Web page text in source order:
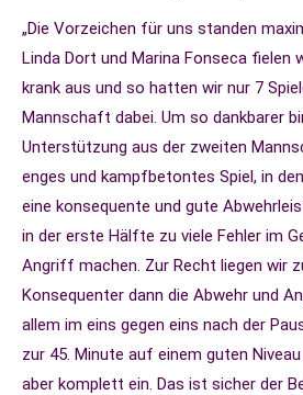
„Die Vorzeichen für uns standen
Linda Dort und Marina Fonseca fielen
krank aus und so hatten wir nur 7
Mannschaft dabei. Um so dankbarer
Unterstützung aus der zweiten
enges und kampfbetontes Spiel, in
eine konsequente und gute
in der erste Hälfte zu viele Fehler im
Angriff machen. Zur Recht liegen wir
Konsequenter dann die Abwehr und
allem im eins gegen eins nach der
zur 45. Minute auf einem guten
aber komplett ein. Das ist sicher der